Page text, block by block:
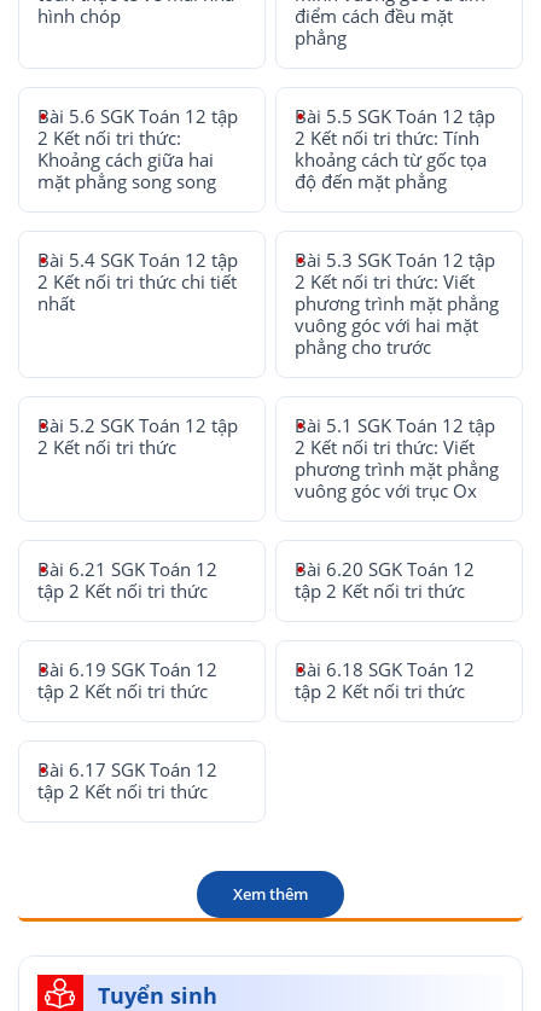
hình chóp
điểm cách đều mặt
phẳng
Bài 5.6 SGK Toán 12 tập
2 Kết nối tri thức:
Khoảng cách giữa hai
mặt phẳng song song
Bài 5.5 SGK Toán 12 tập
2 Kết nối tri thức: Tính
khoảng cách từ gốc tọa
độ đến mặt phẳng
Bài 5.4 SGK Toán 12 tập
2 Kết nối tri thức chi tiết
nhất
Bài 5.3 SGK Toán 12 tập
2 Kết nối tri thức: Viết
phương trình mặt phẳng
vuông góc với hai mặt
phẳng cho trước
Bài 5.2 SGK Toán 12 tập
2 Kết nối tri thức
Bài 5.1 SGK Toán 12 tập
2 Kết nối tri thức: Viết
phương trình mặt phẳng
vuông góc với trục Ox
Bài 6.21 SGK Toán 12
tập 2 Kết nối tri thức
Bài 6.20 SGK Toán 12
tập 2 Kết nối tri thức
Bài 6.19 SGK Toán 12
tập 2 Kết nối tri thức
Bài 6.18 SGK Toán 12
tập 2 Kết nối tri thức
Bài 6.17 SGK Toán 12
tập 2 Kết nối tri thức
Xem thêm
Tuyển sinh